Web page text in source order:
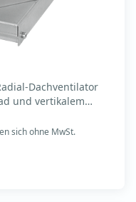
Dachventilator
und vertikalem
Dauerbetrieb mit
mit Schutzgitter -
sich ohne MwSt.